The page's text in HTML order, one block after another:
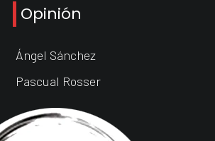
Opinión
Ángel Sánchez
Pascual Rosser